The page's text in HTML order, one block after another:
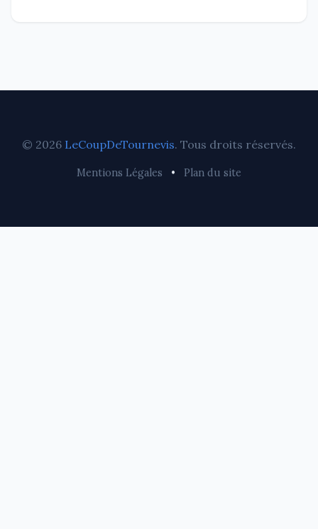
© 2026 LeCoupDeTournevis. Tous droits réservés.
Mentions Légales • Plan du site